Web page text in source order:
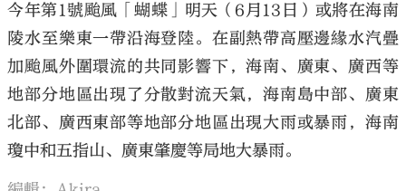
今年第1號颱風「蝴蝶」明天（6月13日）或將在海南
陵水至樂東一帶沿海登陸。在副熱帶高壓邊緣水汽疊
加颱風外圍環流的共同影響下，海南、廣東、廣西等
地部分地區出現了分散對流天氣，海南島中部、廣東
北部、廣西東部等地部分地區出現大雨或暴雨，海南
瓊中和五指山、廣東肇慶等局地大暴雨。